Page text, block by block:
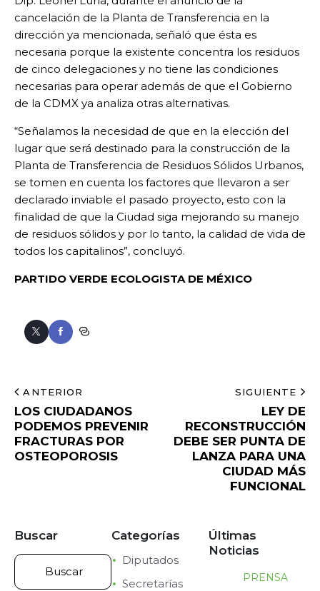
cancelación de la Planta de Transferencia en la
dirección ya mencionada, señaló que ésta es
necesaria porque la existente concentra los residuos
de cinco delegaciones y no tiene las condiciones
necesarias para operar además de que el Gobierno
de la CDMX ya analiza otras alternativas.
“Señalamos la necesidad de que en la elección del
lugar que será destinado para la construcción de la
Planta de Transferencia de Residuos Sólidos Urbanos,
se tomen en cuenta los factores que llevaron a ser
declarado inviable el pasado proyecto, esto con la
finalidad de que la Ciudad siga mejorando su manejo
de residuos sólidos y por lo tanto, la calidad de vida de
todos los capitalinos”, concluyó.
PARTIDO VERDE ECOLOGISTA DE MÉXICO
ANTERIOR
LOS CIUDADANOS
PODEMOS PREVENIR
FRACTURAS POR
OSTEOPOROSIS
SIGUIENTE
LEY DE
RECONSTRUCCIÓN
DEBE SER PUNTA DE
LANZA PARA UNA
CIUDAD MÁS
FUNCIONAL
Buscar Categorías
Diputados
Secretarías
Últimas
Noticias
PRENSA